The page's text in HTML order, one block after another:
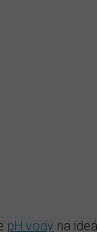
pH vody na